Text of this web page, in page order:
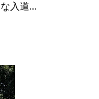
入道...